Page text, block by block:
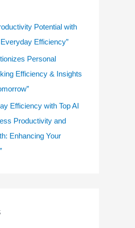
Potential with
Efficiency”
Personal
Efficiency & Insights
Efficiency with Top AI
Productivity and
Enhancing Your